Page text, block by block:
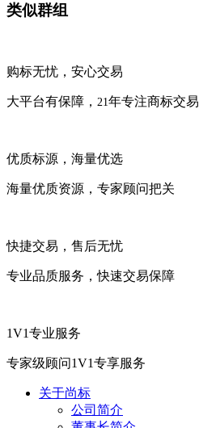
类似群组
购标无忧，安心交易
大平台有保障， 21年专注商标交易
优质标源，海量优选
海量优质资源，专家顾问把关
快捷交易，售后无忧
专业品质服务，快速交易保障
1V1专业服务
专家级顾问1V1专享服务
关于尚标
公司简介